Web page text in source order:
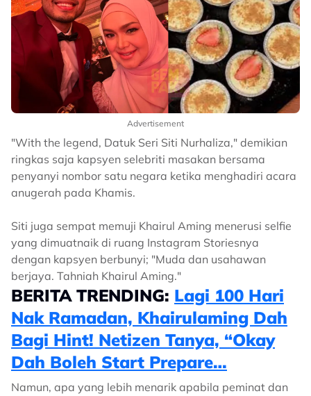
Advertisement
"With the legend, Datuk Seri Siti Nurhaliza," demikian
ringkas saja kapsyen selebriti masakan bersama
penyanyi nombor satu negara ketika menghadiri acara
anugerah pada Khamis.
Siti juga sempat memuji Khairul Aming menerusi selfie
yang dimuatnaik di ruang Instagram Storiesnya
dengan kapsyen berbunyi; "Muda dan usahawan
berjaya. Tahniah Khairul Aming."
BERITA TRENDING: Lagi 100 Hari
Nak Ramadan, Khairulaming Dah
Bagi Hint! Netizen Tanya, “Okay
Dah Boleh Start Prepare…
Namun, apa yang lebih menarik apabila peminat dan